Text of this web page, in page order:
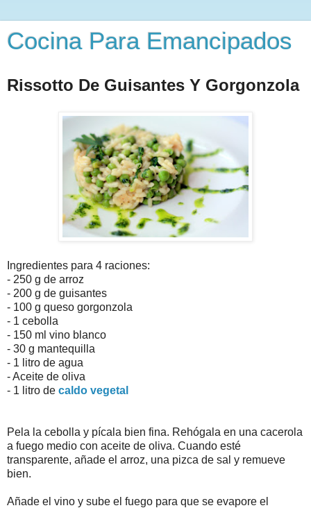
Cocina Para Emancipados
Rissotto De Guisantes Y Gorgonzola
Ingredientes para 4 raciones:
- 250 g de arroz
- 200 g de guisantes
- 100 g queso gorgonzola
- 1 cebolla
- 150 ml vino blanco
- 30 g mantequilla
- 1 litro de agua
- Aceite de oliva
- 1 litro de caldo vegetal
Pela la cebolla y pícala bien fina. Rehógala en una cacerola
a fuego medio con aceite de oliva. Cuando esté
transparente, añade el arroz, una pizca de sal y remueve
bien.
Añade el vino y sube el fuego para que se evapore el